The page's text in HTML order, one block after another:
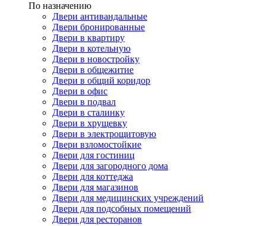
По назначению
Двери антивандальные
Двери бронированные
Двери в квартиру
Двери в котельную
Двери в новостройку
Двери в общежитие
Двери в общий коридор
Двери в офис
Двери в подвал
Двери в сталинку
Двери в хрущевку
Двери в электрощитовую
Двери взломостойкие
Двери для гостиниц
Двери для загородного дома
Двери для коттеджа
Двери для магазинов
Двери для медицинских учреждений
Двери для подсобных помещений
Двери для ресторанов